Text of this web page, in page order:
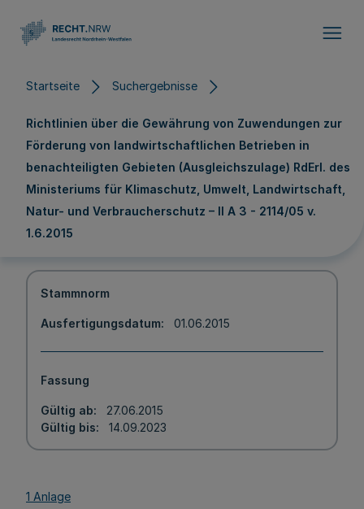
Startseite Suchergebnisse
Richtlinien über die Gewährung von Zuwendungen zur
Förderung von landwirtschaftlichen Betrieben in
benachteiligten Gebieten (Ausgleichszulage) RdErl. des
Ministeriums für Klimaschutz, Umwelt, Landwirtschaft,
Natur- und Verbraucherschutz – II A 3 - 2114/05 v.
1.6.2015
Stammnorm
Ausfertigungsdatum 01.06.2015
Fassung
Gültig ab
27.06.2015
Gültig bis
14.09.2023
1 Anlage